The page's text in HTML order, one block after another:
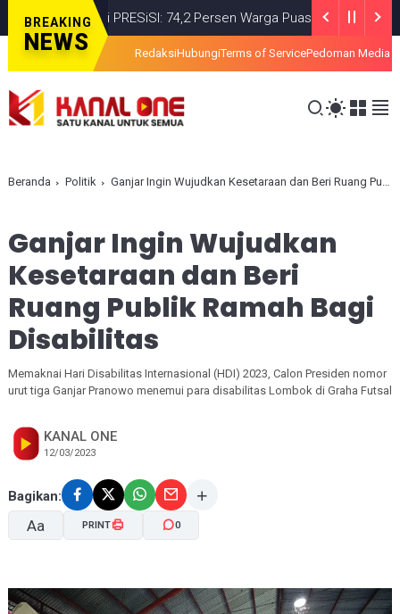
BREAKING
NEWS
Survei PRESiSI: 74,2 Persen Warga Puas dengan Satu Tahun
RedaksiHubungiTerms of ServicePedoman Media
Beranda Politik Ganjar Ingin Wujudkan Kesetaraan dan Beri Ruang Publik Ramah Bagi Disabilitas
Ganjar Ingin Wujudkan
Kesetaraan dan Beri
Ruang Publik Ramah Bagi
Disabilitas
Memaknai Hari Disabilitas Internasional (HDI) 2023, Calon Presiden nomor
urut tiga Ganjar Pranowo menemui para disabilitas Lombok di Graha Futsal
KANAL ONE
12/03/2023
Bagikan:
Aa
A- A+
PRINT 0